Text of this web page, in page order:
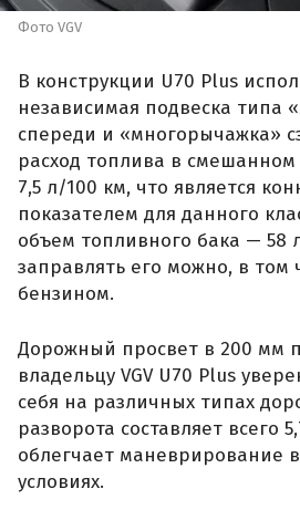
Фото VGV
В конструкции U70 Plus
независимая подвеска типа
спереди и «многорычажка»
расход топлива в смешанном
7,5 л/100 км, что является
показателем для данного
объем топливного бака — 58
заправлять его можно, в том
бензином.
Дорожный просвет в 200 мм
владельцу VGV U70 Plus
себя на различных типах
разворота составляет всего
облегчает маневрирование
условиях.